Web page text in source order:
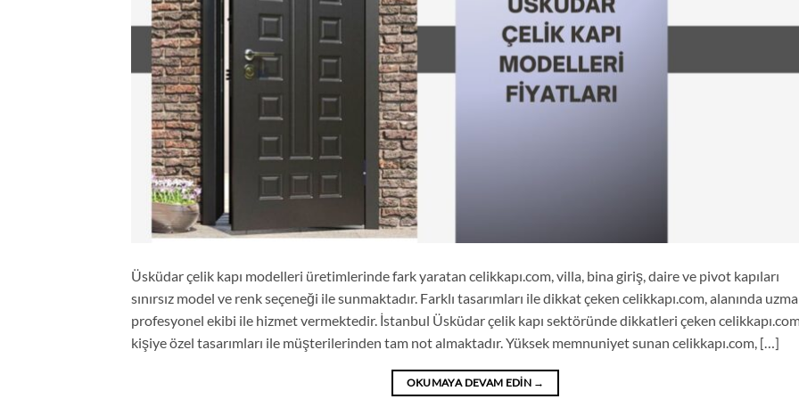
Üsküdar çelik kapı modelleri üretimlerinde fark yaratan celikkapı.com, villa, bina giriş, daire ve pivot kapıları
sınırsız model ve renk seçeneği ile sunmaktadır. Farklı tasarımları ile dikkat çeken celikkapı.com, alanında
profesyonel ekibi ile hizmet vermektedir. İstanbul Üsküdar çelik kapı sektöründe dikkatleri çeken
kişiye özel tasarımları ile müşterilerinden tam not almaktadır. Yüksek memnuniyet sunan celikkapı.com, […]
OKUMAYA DEVAM EDIN →